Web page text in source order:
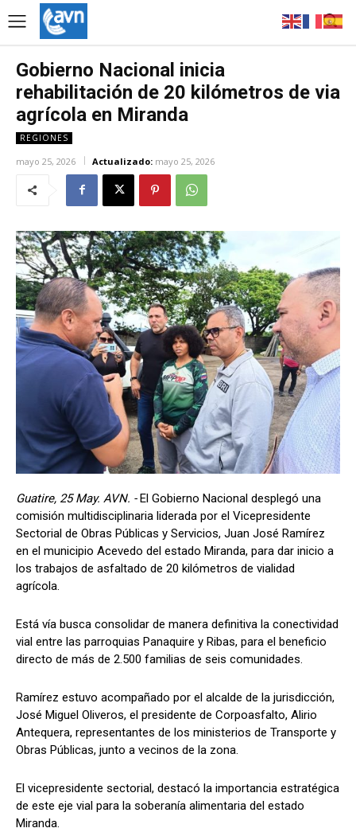
Gobierno Nacional inicia
rehabilitación de 20 kilómetros de via
agrícola en Miranda
REGIONES
mayo 25, 2026 Actualizado: mayo 25, 2026
Guatire, 25 May. AVN. -El Gobierno Nacional desplegó una
comisión multidisciplinaria liderada por el Vicepresidente
Sectorial de Obras Públicas y Servicios, Juan José Ramírez
en el municipio Acevedo del estado Miranda, para dar inicio a
los trabajos de asfaltado de 20 kilómetros de vialidad
agrícola.
Está vía busca consolidar de manera definitiva la conectividad
vial entre las parroquias Panaquire y Ribas, para el beneficio
directo de más de 2.500 familias de seis comunidades.
Ramírez estuvo acompañado por el alcalde de la jurisdicción,
José Miguel Oliveros, el presidente de Corpoasfalto, Alirio
Antequera, representantes de los ministerios de Transporte y
Obras Públicas, junto a vecinos de la zona.
El vicepresidente sectorial, destacó la importancia estratégica
de este eje vial para la soberanía alimentaria del estado
Miranda.